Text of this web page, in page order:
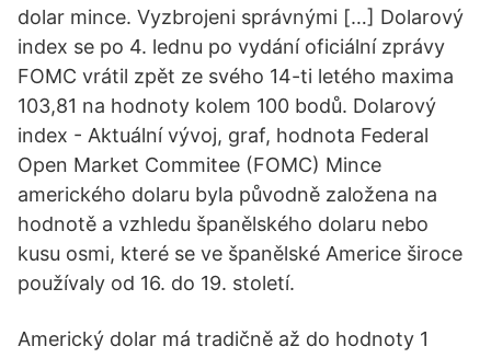
dolar mince. Vyzbrojeni správnými […] Dolarový
index se po 4. lednu po vydání oficiální zprávy
FOMC vrátil zpět ze svého 14-ti letého maxima
103,81 na hodnoty kolem 100 bodů. Dolarový
index - Aktuální vývoj, graf, hodnota Federal
Open Market Commitee (FOMC) Mince
amerického dolaru byla původně založena na
hodnotě a vzhledu španělského dolaru nebo
kusu osmi, které se ve španělské Americe široce
používaly od 16. do 19. století.
Americký dolar má tradičně až do hodnoty 1